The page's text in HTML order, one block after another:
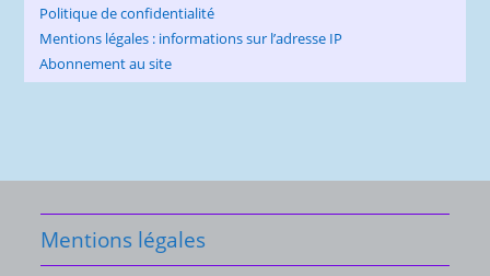
Politique de confidentialité
Mentions légales : informations sur l’adresse IP
Abonnement au site
Mentions légales